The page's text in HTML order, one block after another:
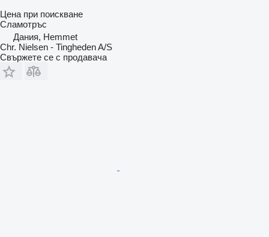
Цена при поискване
Сламотръс
Дания, Hemmet
Chr. Nielsen - Tingheden A/S
Свържете се с продавача